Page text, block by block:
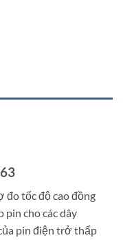
đo tốc độ cao đồng
cho các dây
pin điện trở thấp